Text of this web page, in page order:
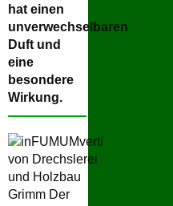
hat einen
unverwechselbaren
Duft und
eine
besondere
Wirkung.